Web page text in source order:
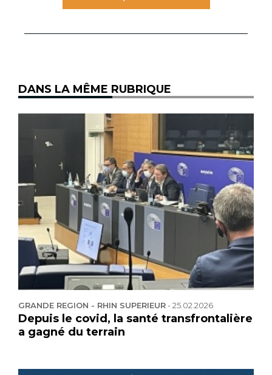
DANS LA MÊME RUBRIQUE
GRANDE REGION - RHIN SUPERIEUR-25.02.2026
Depuis le covid, la santé transfrontalière
a gagné du terrain